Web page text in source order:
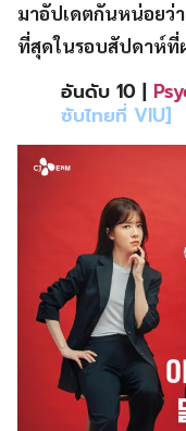
มาอัปเดตกันหน่อยว่
ที่สุดในรอบสัปดาห์ที่
อันดับ 10 |
ซับไทยที่ VIU]